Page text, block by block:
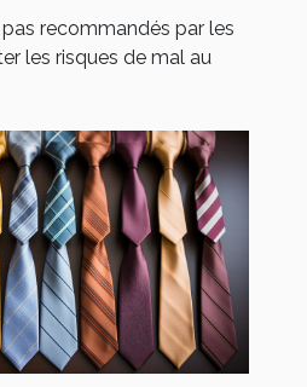
recommandés par les
les risques de mal au